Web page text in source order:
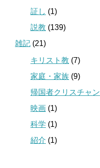
証し (1)
説教 (139)
雑記 (21)
キリスト教 (7)
家庭・家族 (9)
帰国者クリスチャン
映画 (1)
科学 (1)
紹介 (1)